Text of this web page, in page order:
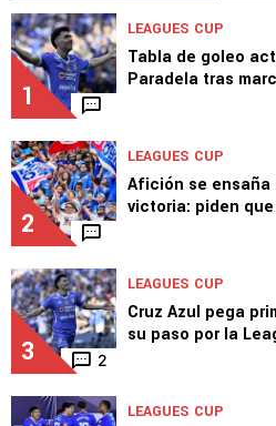
1
LEAGUES CUP
Tabla de goleo
Paradela tras
2
LEAGUES CUP
Afición se ensaña
victoria: piden
3 2
LEAGUES CUP
Cruz Azul pega
su paso por la
LEAGUES CUP